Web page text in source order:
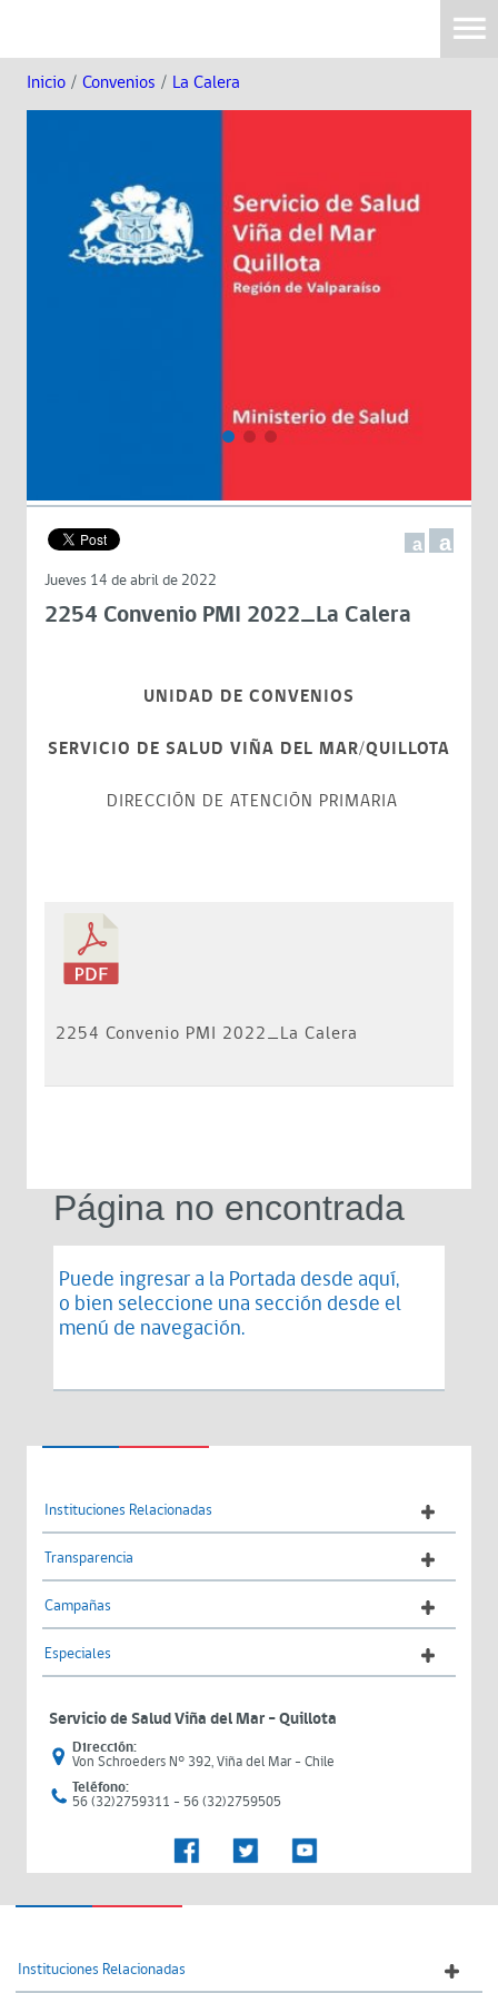
Inicio / Convenios / La Calera
a a
Jueves 14 de abril de 2022
2254 Convenio PMI 2022_La Calera
UNIDAD DE CONVENIOS
SERVICIO DE SALUD VIÑA DEL MAR/QUILLOTA
DIRECCIÓN DE ATENCIÓN PRIMARIA
2254 Convenio PMI 2022_La Calera
Página no encontrada
Puede ingresar a la Portada desde aquí,
o bien seleccione una sección desde el
menú de navegación.
Instituciones Relacionadas
Transparencia
Campañas
Especiales
Servicio de Salud Viña del Mar – Quillota
Dirección:
Von Schroeders N° 392, Viña del Mar - Chile
Teléfono:
56 (32)2759311 - 56 (32)2759505
Instituciones Relacionadas